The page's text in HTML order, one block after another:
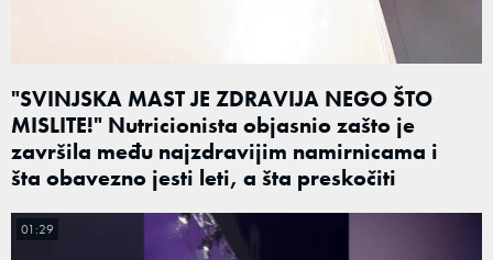
"SVINJSKA MAST JE ZDRAVIJA NEGO ŠTO
MISLITE!" Nutricionista objasnio zašto je
završila među najzdravijim namirnicama i
šta obavezno jesti leti, a šta preskočiti
01:29